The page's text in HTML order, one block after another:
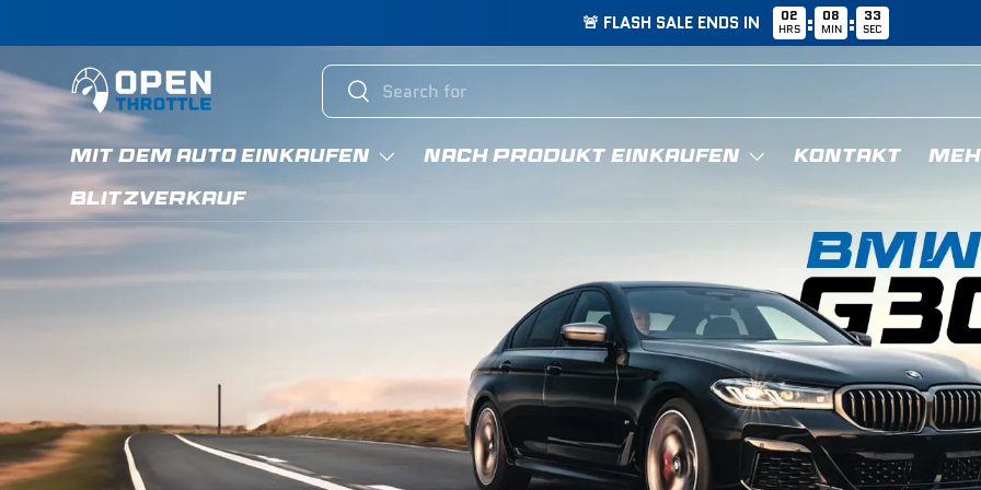
🚨 FLASH SALE ENDS IN 02
HRS : 08
MIN : 32
SEC
Suchen
Suchen
MIT DEM AUTO EINKAUFEN NACH PRODUKT EINKAUFEN KONTAKT
BLITZVERKAUF